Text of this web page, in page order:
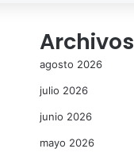
Archivos
agosto 2026
julio 2026
junio 2026
mayo 2026